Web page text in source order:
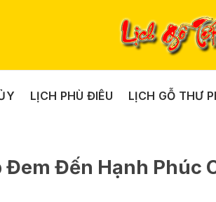
LỊCH PHÙ ĐIÊU LỊCH GỖ THƯ
Đem Đến Hạnh Phúc